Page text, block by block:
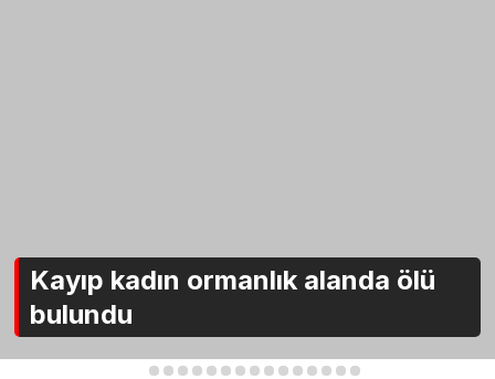
Kayıp kadın ormanlık alanda ölü
bulundu
2 3 4 5 6 7 8 9 10 11 12 13 14 15